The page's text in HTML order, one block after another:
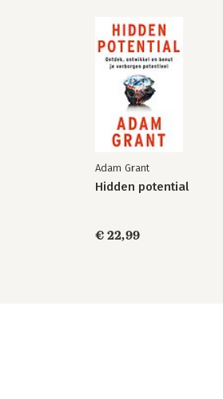
Adam Grant
Hidden potential
€ 22,99